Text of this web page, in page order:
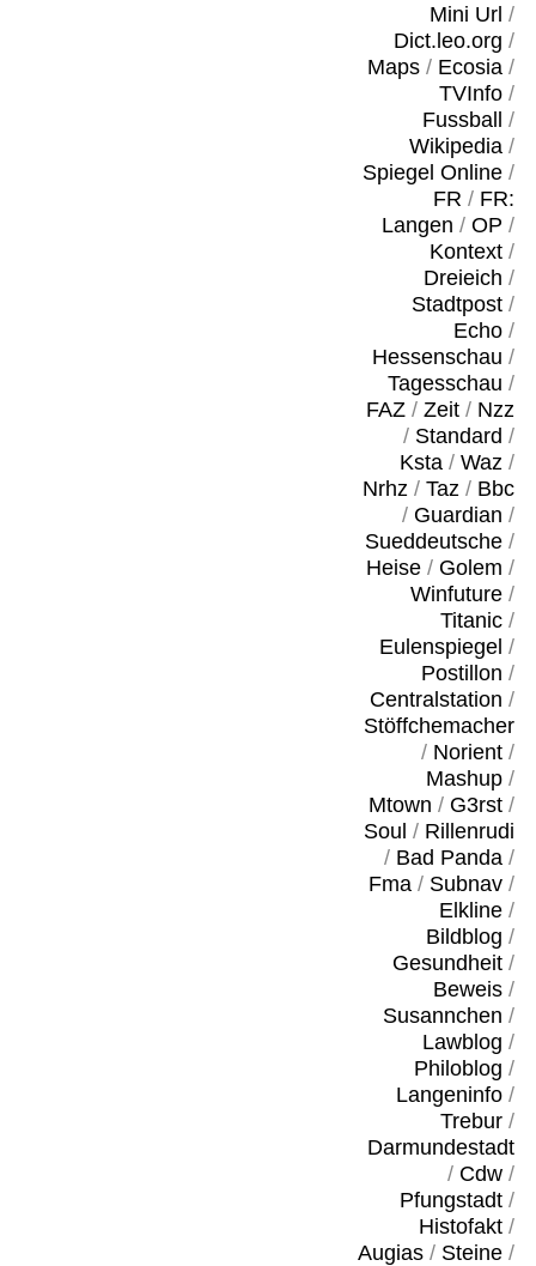
Mini Url /
Dict.leo.org /
Maps/ Ecosia/
TVInfo/
Fussball
/
Wikipedia/
Spiegel Online/
FR / FR:
Langen / OP /
Kontext/
Dreieich /
Stadtpost/
Echo/
Hessenschau /
Tagesschau /
FAZ/ Zeit/ Nzz
/ Standard /
Ksta/ Waz/
Nrhz/ Taz/ Bbc
/ Guardian /
Sueddeutsche/
Heise/ Golem /
Winfuture/
Titanic/
Eulenspiegel /
Postillon /
Centralstation /
Stöffchemacher
/ Norient/
Mashup/
Mtown / G3rst/
Soul / Rillenrudi
/ Bad Panda/
Fma/ Subnav/
Elkline/
Bildblog /
Gesundheit/
Beweis/
Susannchen /
Lawblog /
Philoblog /
Langeninfo/
Trebur/
Darmundestadt
/ Cdw/
Pfungstadt/
Histofakt/
Augias/ Steine/